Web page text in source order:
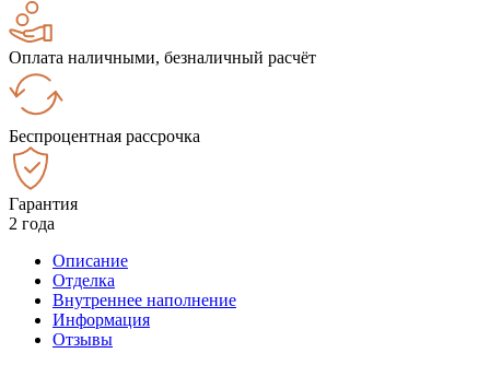
Оплата наличными, безналичный расчёт
Беспроцентная рассрочка
Гарантия
2 года
Описание
Отделка
Внутреннее наполнение
Информация
Отзывы